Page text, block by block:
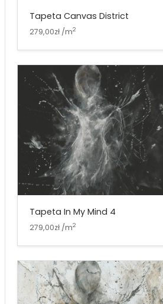
Tapeta Canvas District
279,00zł /m2
Tapeta In My Mind 4
279,00zł /m2